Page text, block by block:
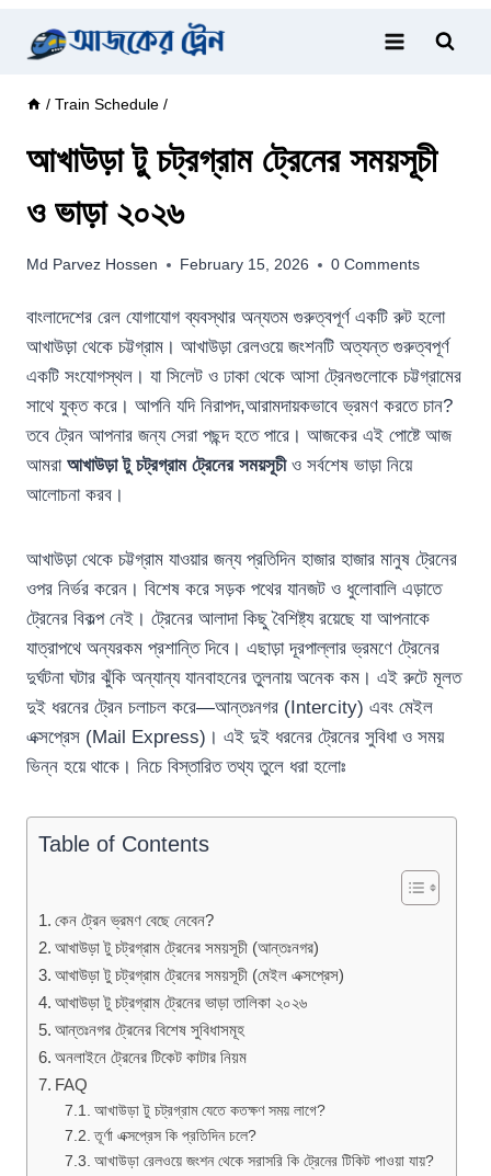
/ Train Schedule /
আখাউড়া টু চট্রগ্রাম ট্রেনের সময়সূচী
ও ভাড়া ২০২৬
Md Parvez Hossen February 15, 2026 0 Comments
বাংলাদেশের রেল যোগাযোগ ব্যবস্থার অন্যতম গুরুত্বপূর্ণ একটি রুট হলো
আখাউড়া থেকে চট্টগ্রাম। আখাউড়া রেলওয়ে জংশনটি অত্যন্ত গুরুত্বপূর্ণ
একটি সংযোগস্থল। যা সিলেট ও ঢাকা থেকে আসা ট্রেনগুলোকে চট্টগ্রামের
সাথে যুক্ত করে। আপনি যদি নিরাপদ,আরামদায়কভাবে ভ্রমণ করতে চান?
তবে ট্রেন আপনার জন্য সেরা পছন্দ হতে পারে। আজকের এই পোষ্টে আজ
আমরা আখাউড়া টু চট্রগ্রাম ট্রেনের সময়সূচীও সর্বশেষ ভাড়া নিয়ে
আলোচনা করব।
আখাউড়া থেকে চট্টগ্রাম যাওয়ার জন্য প্রতিদিন হাজার হাজার মানুষ ট্রেনের
ওপর নির্ভর করেন। বিশেষ করে সড়ক পথের যানজট ও ধুলোবালি এড়াতে
ট্রেনের বিকল্প নেই। ট্রেনের আলাদা কিছু বৈশিষ্ট্য রয়েছে যা আপনাকে
যাত্রাপথে অন্যরকম প্রশান্তি দিবে। এছাড়া দূরপাল্লার ভ্রমণে ট্রেনের
দুর্ঘটনা ঘটার ঝুঁকি অন্যান্য যানবাহনের তুলনায় অনেক কম। এই রুটে মূলত
দুই ধরনের ট্রেন চলাচল করে—আন্তঃনগর (Intercity) এবং মেইল
এক্সপ্রেস (Mail Express)। এই দুই ধরনের ট্রেনের সুবিধা ও সময়
ভিন্ন হয়ে থাকে। নিচে বিস্তারিত তথ্য তুলে ধরা হলোঃ
Table of Contents
কেন ট্রেন ভ্রমণ বেছে নেবেন?
আখাউড়া টু চট্রগ্রাম ট্রেনের সময়সূচী (আন্তঃনগর)
আখাউড়া টু চট্রগ্রাম ট্রেনের সময়সূচী (মেইল এক্সপ্রেস)
আখাউড়া টু চট্রগ্রাম ট্রেনের ভাড়া তালিকা ২০২৬
আন্তঃনগর ট্রেনের বিশেষ সুবিধাসমূহ
অনলাইনে ট্রেনের টিকেট কাটার নিয়ম
FAQ
আখাউড়া টু চট্রগ্রাম যেতে কতক্ষণ সময় লাগে?
তূর্ণা এক্সপ্রেস কি প্রতিদিন চলে?
আখাউড়া রেলওয়ে জংশন থেকে সরাসরি কি ট্রেনের টিকিট পাওয়া যায়?